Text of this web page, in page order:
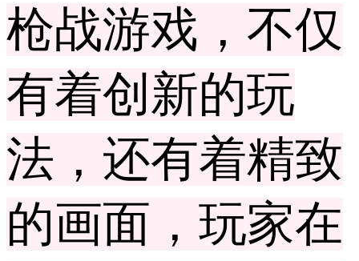
枪战游戏，不仅
有着创新的玩
法，还有着精致
的画面，玩家在